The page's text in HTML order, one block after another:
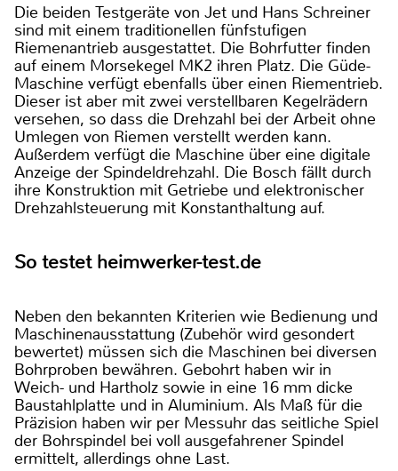
Die beiden Testgeräte von Jet und Hans Schreiner
sind mit einem traditionellen fünfstufigen
Riemenantrieb ausgestattet. Die Bohrfutter finden
auf einem Morsekegel MK2 ihren Platz. Die Güde-
Maschine verfügt ebenfalls über einen Riementrieb.
Dieser ist aber mit zwei verstellbaren Kegelrädern
versehen, so dass die Drehzahl bei der Arbeit ohne
Umlegen von Riemen verstellt werden kann.
Außerdem verfügt die Maschine über eine digitale
Anzeige der Spindeldrehzahl. Die Bosch fällt durch
ihre Konstruktion mit Getriebe und elektronischer
Drehzahlsteuerung mit Konstanthaltung auf.
So testet heimwerker-test.de
Neben den bekannten Kriterien wie Bedienung und
Maschinenausstattung (Zubehör wird gesondert
bewertet) müssen sich die Maschinen bei diversen
Bohrproben bewähren. Gebohrt haben wir in
Weich- und Hartholz sowie in eine 16 mm dicke
Baustahlplatte und in Aluminium. Als Maß für die
Präzision haben wir per Messuhr das seitliche Spiel
der Bohrspindel bei voll ausgefahrener Spindel
ermittelt, allerdings ohne Last.